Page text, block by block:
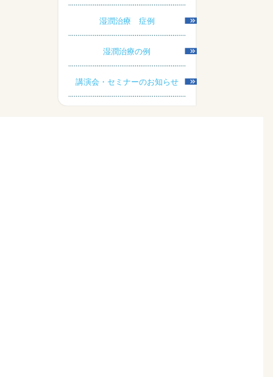
湿潤治療 症例
湿潤治療の例
講演会・セミナーのお知らせ